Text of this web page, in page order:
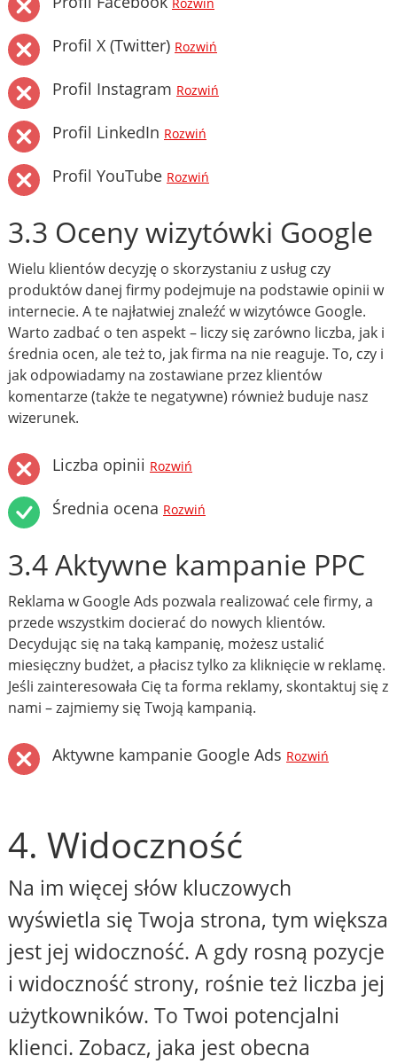
Rozwiń
Profil X (Twitter) Rozwiń
Profil Instagram Rozwiń
Profil LinkedIn Rozwiń
Profil YouTube Rozwiń
3.3 Oceny wizytówki Google
Wielu klientów decyzję o skorzystaniu z usług czy
produktów danej firmy podejmuje na podstawie opinii w
internecie. A te najłatwiej znaleźć w wizytówce Google.
Warto zadbać o ten aspekt – liczy się zarówno liczba, jak i
średnia ocen, ale też to, jak firma na nie reaguje. To, czy i
jak odpowiadamy na zostawiane przez klientów
komentarze (także te negatywne) również buduje nasz
wizerunek.
Liczba opinii Rozwiń
Średnia ocena Rozwiń
3.4 Aktywne kampanie PPC
Reklama w Google Ads pozwala realizować cele firmy, a
przede wszystkim docierać do nowych klientów.
Decydując się na taką kampanię, możesz ustalić
miesięczny budżet, a płacisz tylko za kliknięcie w reklamę.
Jeśli zainteresowała Cię ta forma reklamy, skontaktuj się z
nami – zajmiemy się Twoją kampanią.
Aktywne kampanie Google Ads Rozwiń
4. Widoczność
Na im więcej słów kluczowych
wyświetla się Twoja strona, tym większa
jest jej widoczność. A gdy rosną pozycje
i widoczność strony, rośnie też liczba jej
użytkowników. To Twoi potencjalni
klienci. Zobacz, jaka jest obecna